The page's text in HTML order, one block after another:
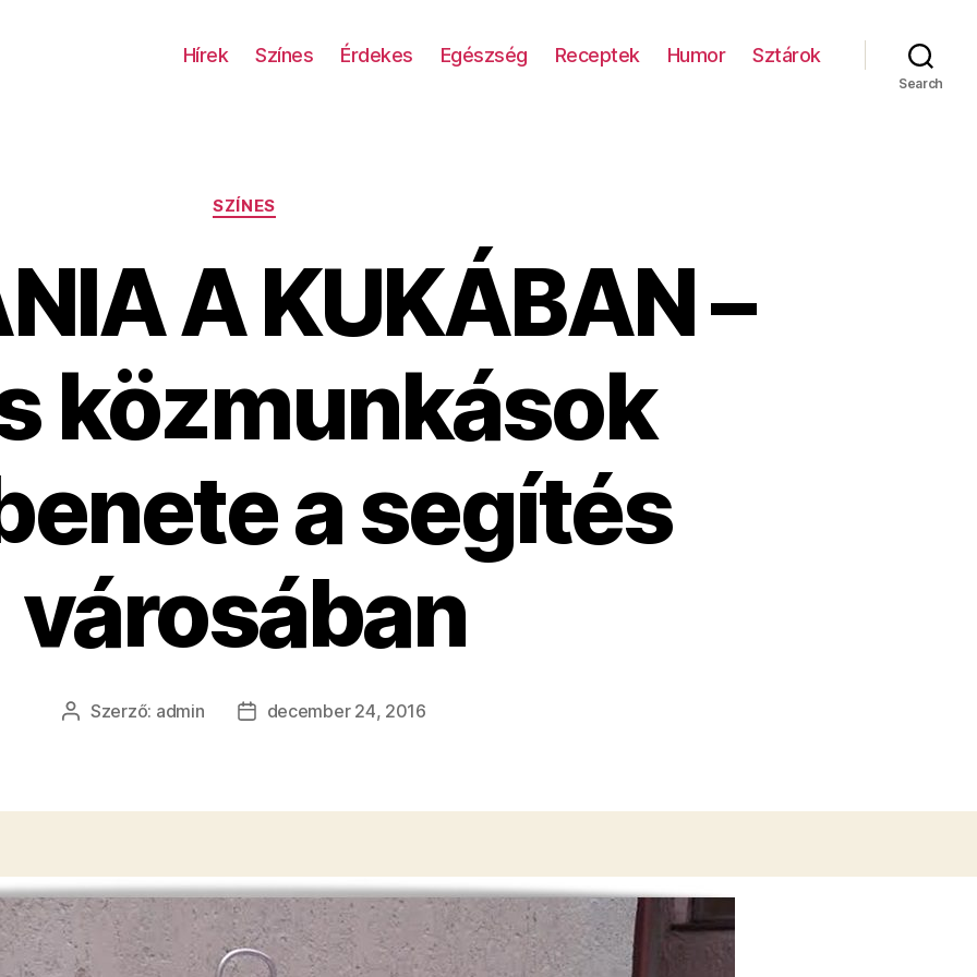
Hírek Színes Érdekes Egészség Receptek Humor Sztárok
Search
Kategóriák
SZÍNES
A KUKÁBAN –
közmunkások
a segítés
városában
Bejegyzés
Szerző: admin
Bejegyzés
december 24, 2016